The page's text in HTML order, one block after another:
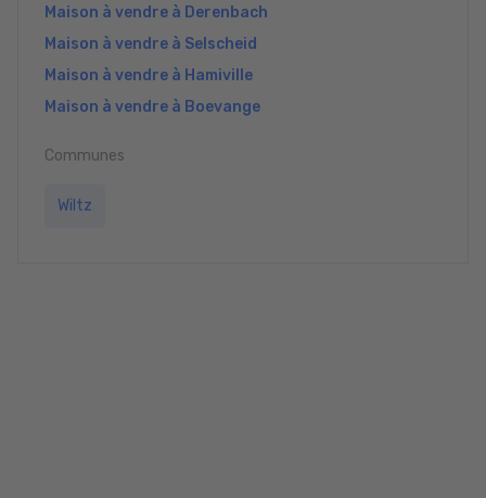
Maison à vendre à Derenbach
Maison à vendre à Selscheid
Maison à vendre à Hamiville
Maison à vendre à Boevange
Communes
Wiltz